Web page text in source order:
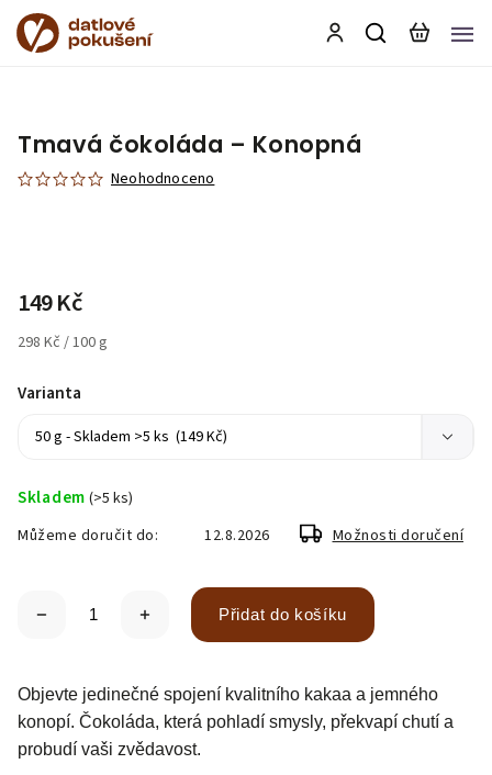
Tmavá čokoláda – Konopná
Neohodnoceno
149 Kč
298 Kč / 100 g
Skladem (>5 ks)
Můžeme doručit do:
12.8.2026 Možnosti doručení
Varianta
Přidat do košíku
Objevte jedinečné spojení kvalitního kakaa a jemného
konopí. Čokoláda, která pohladí smysly, překvapí chutí a
probudí vaši zvědavost.